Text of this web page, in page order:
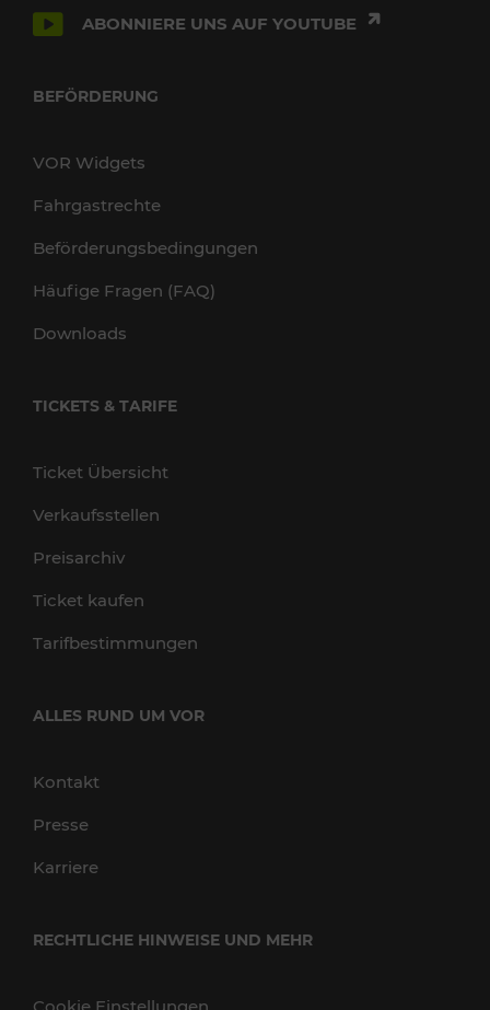
ABONNIERE UNS AUF YOUTUBE
BEFÖRDERUNG
VOR Widgets
Fahrgastrechte
Beförderungsbedingungen
Häufige Fragen (FAQ)
Downloads
TICKETS & TARIFE
Ticket Übersicht
Verkaufsstellen
Preisarchiv
Ticket kaufen
Tarifbestimmungen
ALLES RUND UM VOR
Kontakt
Presse
Karriere
RECHTLICHE HINWEISE UND MEHR